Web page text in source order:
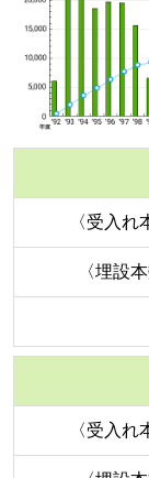
〈受入れ
〈埋設本
〈受入れ